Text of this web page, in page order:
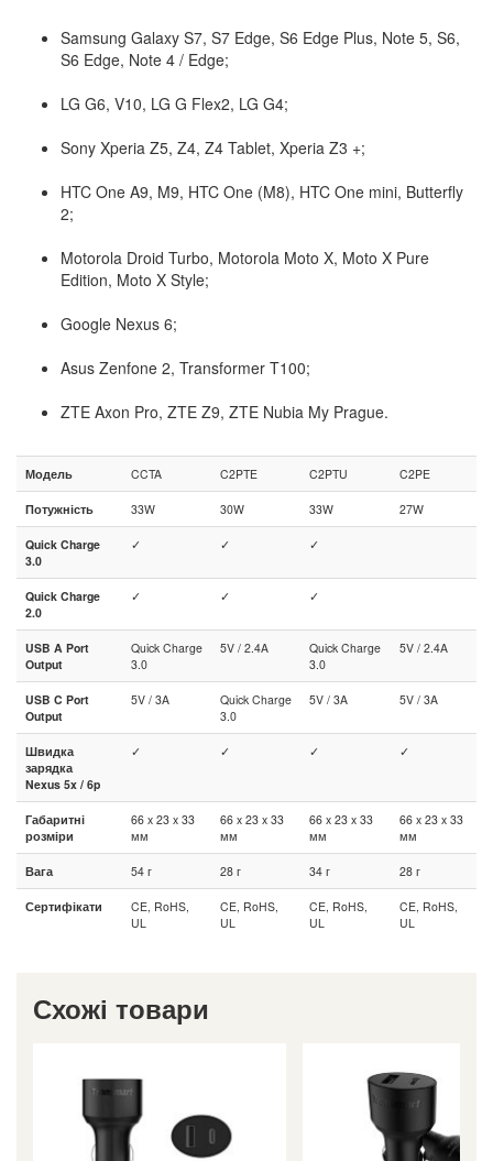
Samsung Galaxy S7, S7 Edge, S6 Edge Plus, Note 5, S6,
S6 Edge, Note 4 / Edge;
LG G6, V10, LG G Flex2, LG G4;
Sony Xperia Z5, Z4, Z4 Tablet, Xperia Z3 +;
HTC One A9, M9, HTC One (M8), HTC One mini, Butterfly
2;
Motorola Droid Turbo, Motorola Moto X, Moto X Pure
Edition, Moto X Style;
Google Nexus 6;
Asus Zenfone 2, Transformer T100;
ZTE Axon Pro, ZTE Z9, ZTE Nubia My Prague.
Модель CCTA C2PTE C2PTU C2PE
Потужність 33W 30W 33W 27W
Quick Charge
3.0
✓ ✓ ✓
Quick Charge
2.0
✓ ✓ ✓
USB A Port
Output
Quick Charge
3.0
5V / 2.4A
Quick Charge
3.0
5V / 2.4A
USB C Port
Output
5V / 3A
Quick Charge
3.0
5V / 3A 5V / 3A
Швидка
зарядка
Nexus 5x / 6p
✓ ✓ ✓ ✓
Габаритні
розміри
66 x 23 x 33
мм
66 x 23 x 33
мм
66 x 23 x 33
мм
66 x 23 x 33
мм
Вага 54 г 28 г 34 г 28 г
Сертифікати
CE, RoHS,
UL
CE, RoHS,
UL
CE, RoHS,
UL
CE, RoHS,
UL
Схожі товари